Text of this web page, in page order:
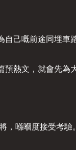
己嘅前途同埋車
熱文，就會先為
，喺嗰度接受考驗。